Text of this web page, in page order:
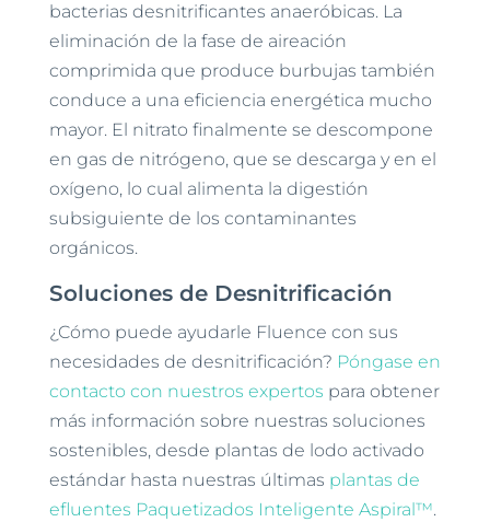
bacterias desnitrificantes anaeróbicas. La
eliminación de la fase de aireación
comprimida que produce burbujas también
conduce a una eficiencia energética mucho
mayor. El nitrato finalmente se descompone
en gas de nitrógeno, que se descarga y en el
oxígeno, lo cual alimenta la digestión
subsiguiente de los contaminantes
orgánicos.
Soluciones de Desnitrificación
¿Cómo puede ayudarle Fluence con sus
necesidades de desnitrificación? Póngase en
contacto con nuestros expertos para obtener
más información sobre nuestras soluciones
sostenibles, desde plantas de lodo activado
estándar hasta nuestras últimas plantas de
efluentes Paquetizados Inteligente Aspiral™.